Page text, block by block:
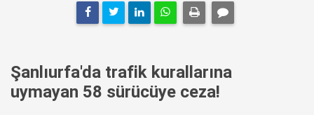
Şanlıurfa'da trafik kurallarına
uymayan 58 sürücüye ceza!